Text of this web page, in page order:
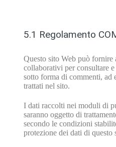
5.1 Regolamento
Questo sito Web può fornire
collaborativi per consultare
sotto forma di commenti, ad
trattati nel sito.
I dati raccolti nei moduli di
saranno oggetto di
secondo le condizioni
protezione dei dati di